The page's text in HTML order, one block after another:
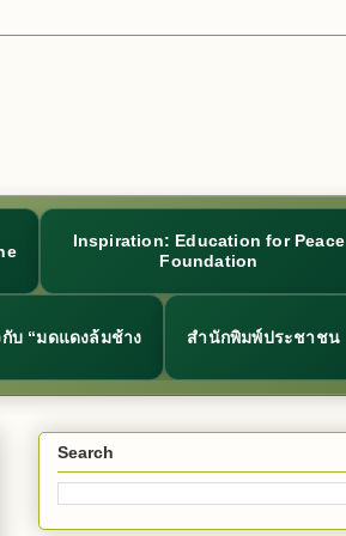
Inspiration: Education for Peace
Foundation
กับ “มดแดงล้มช้าง สำนักพิมพ์ประชาชน
Search